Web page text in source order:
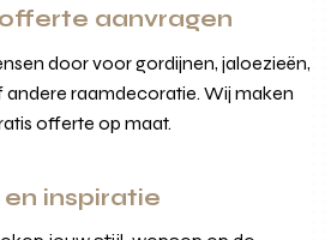
aanvragen
door voor gordijnen, jaloezieën,
andere raamdecoratie. Wij maken
offerte op maat.
en inspiratie